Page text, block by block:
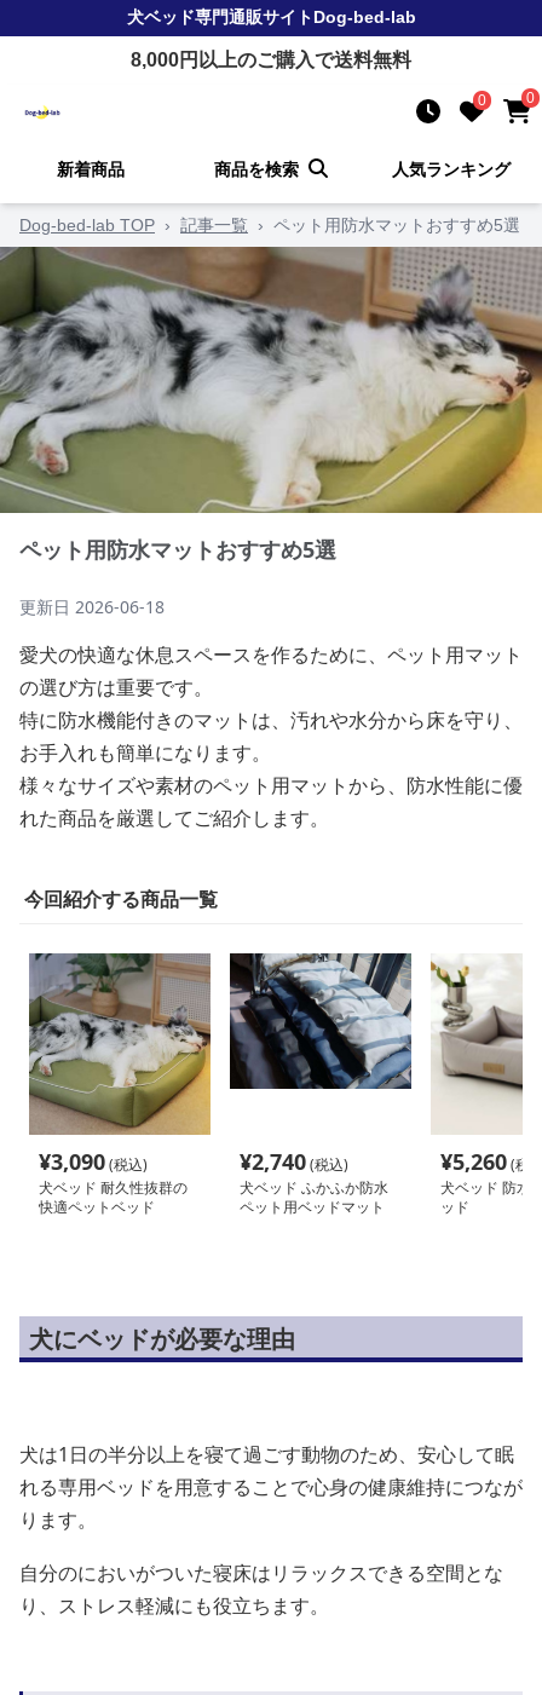
犬ベッド専門通販サイトDog-bed-lab
8,000円以上のご購入で送料無料
0 0
新着商品 商品を検索 人気ランキング
Dog-bed-lab TOP › 記事一覧 › ペット用防水マットおすすめ5選
ペット用防水マットおすすめ5選
更新日 2026-06-18
愛犬の快適な休息スペースを作るために、ペット用マット
の選び方は重要です。
特に防水機能付きのマットは、汚れや水分から床を守り、
お手入れも簡単になります。
様々なサイズや素材のペット用マットから、防水性能に優
れた商品を厳選してご紹介します。
今回紹介する商品一覧
¥3,090(税込)
犬ベッド 耐久性抜群の
快適ペットベッド
¥2,740(税込)
犬ベッド ふかふか防水
ペット用ベッドマット
¥5,260(税
犬ベッド 防水
ッド
犬にベッドが必要な理由
犬は1日の半分以上を寝て過ごす動物のため、安心して眠
れる専用ベッドを用意することで心身の健康維持につなが
ります。
自分のにおいがついた寝床はリラックスできる空間とな
り、ストレス軽減にも役立ちます。